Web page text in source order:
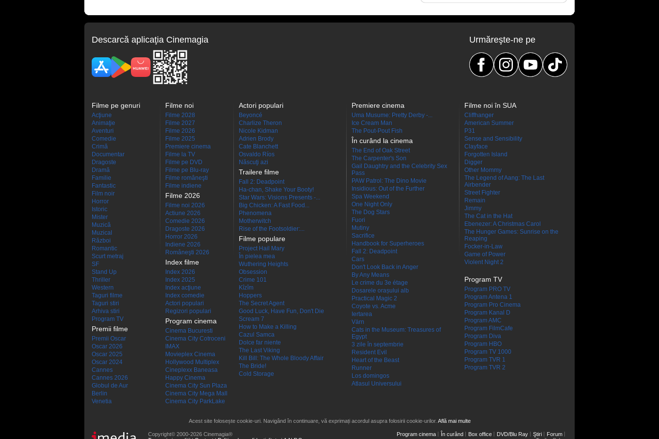
Descarcă aplicaţia Cinemagia Urmăreşte-ne pe
Filme pe genuri
Acţiune
Animaţie
Aventuri
Comedie
Crimă
Documentar
Dragoste
Dramă
Familie
Fantastic
Film noir
Horror
Istoric
Mister
Muzică
Muzical
Război
Romantic
Scurt metraj
SF
Stand Up
Thriller
Western
Taguri filme
Taguri stiri
Arhiva stiri
Program TV
Premii filme
Premii Oscar
Oscar 2026
Oscar 2025
Oscar 2024
Cannes
Cannes 2026
Globul de Aur
Berlin
Venetia
Filme noi
Filme 2028
Filme 2027
Filme 2026
Filme 2025
Premiere cinema
Filme la TV
Filme pe DVD
Filme pe Blu-ray
Filme româneşti
Filme indiene
Filme 2026
Filme noi 2026
Actiune 2026
Comedie 2026
Dragoste 2026
Horror 2026
Indiene 2026
Româneşti 2026
Index filme
Index 2026
Index 2025
Index acţiune
Index comedie
Actori populari
Regizori populari
Program cinema
Cinema Bucuresti
Cinema City Cotroceni
IMAX
Movieplex Cinema
Hollywood Multiplex
Cineplexx Baneasa
Happy Cinema
Cinema City Sun Plaza
Cinema City Mega Mall
Cinema City ParkLake
Actori populari
Beyoncé
Charlize Theron
Nicole Kidman
Adrien Brody
Cate Blanchett
Osvaldo Ríos
Născuţi azi
Trailere filme
Fall 2: Deadpoint
Ha-chan, Shake Your Booty!
Star Wars: Visions Presents -...
Big Chicken: A Fast Food...
Phenomena
Motherwitch
Rise of the Footsoldier:...
Filme populare
Project Hail Mary
În pielea mea
Wuthering Heights
Obsession
Crime 101
Kîzîm
Hoppers
The Secret Agent
Good Luck, Have Fun, Don't Die
Scream 7
How to Make a Killing
Cazul Samca
Dolce far niente
The Last Viking
Kill Bill: The Whole Bloody Affair
The Bride!
Cold Storage
Premiere cinema
Uma Musume: Pretty Derby -...
Ice Cream Man
The Pout-Pout Fish
În curând la cinema
The End of Oak Street
The Carpenter's Son
Gail Daughtry and the Celebrity Sex
Pass
PAW Patrol: The Dino Movie
Insidious: Out of the Further
Spa Weekend
One Night Only
The Dog Stars
Fuori
Mutiny
Sacrifice
Handbook for Superheroes
Fall 2: Deadpoint
Cars
Don't Look Back in Anger
By Any Means
Le crime du 3e étage
Dosarele orașului alb
Practical Magic 2
Coyote vs. Acme
Iertarea
Värn
Cats in the Museum: Treasures of
Egypt
3 zile în septembrie
Resident Evil
Heart of the Beast
Runner
Los domingos
Atlasul Universului
Filme noi în SUA
Cliffhanger
American Summer
P31
Sense and Sensibility
Clayface
Forgotten Island
Digger
Other Mommy
The Legend of Aang: The Last
Airbender
Street Fighter
Remain
Jimmy
The Cat in the Hat
Ebenezer: A Christmas Carol
The Hunger Games: Sunrise on the
Reaping
Focker-in-Law
Game of Power
Violent Night 2
Program TV
Program PRO TV
Program Antena 1
Program Pro Cinema
Program Kanal D
Program AMC
Program FilmCafe
Program Diva
Program HBO
Program TV 1000
Program TVR 1
Program TVR 2
Acest site folosește cookie-uri. Navigând în continuare, vă exprimați acordul asupra folosirii cookie-urilor. Află mai multe
Copyright© 2000-2026 Cinemagia®
Program cinema În curând Box office DVD/Blu Ray Ştiri
Forum